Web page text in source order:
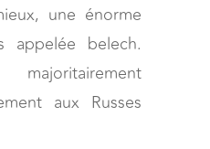
une énorme
appelée belech.
aux Russes